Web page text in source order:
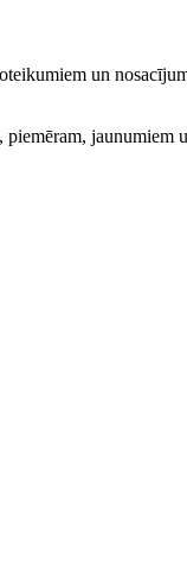
un
jaunumiem